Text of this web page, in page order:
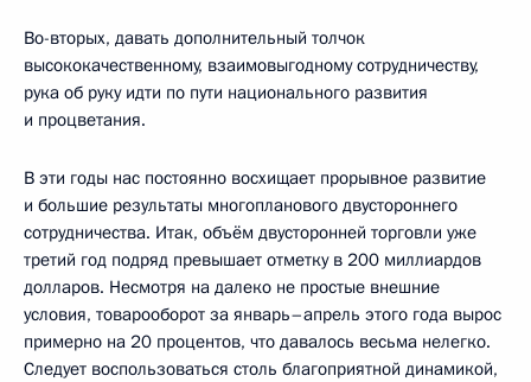
Во-вторых, давать дополнительный толчок
высококачественному, взаимовыгодному сотрудничеству,
рука об руку идти по пути национального развития
и процветания.
В эти годы нас постоянно восхищает прорывное развитие
и большие результаты многопланового двустороннего
сотрудничества. Итак, объём двусторонней торговли уже
третий год подряд превышает отметку в 200 миллиардов
долларов. Несмотря на далеко не простые внешние
условия, товарооборот за январь–апрель этого года вырос
примерно на 20 процентов, что давалось весьма нелегко.
Следует воспользоваться столь благоприятной динамикой,